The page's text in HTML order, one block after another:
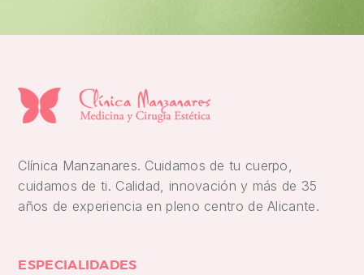
Clínica Manzanares. Cuidamos de tu cuerpo,
cuidamos de ti. Calidad, innovación y más de 35
años de experiencia en pleno centro de Alicante.
ESPECIALIDADES